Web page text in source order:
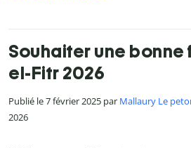
Souhaiter une bonne
el-Fitr 2026
Publié le 7 février 2025 par Mallaury Le
2026